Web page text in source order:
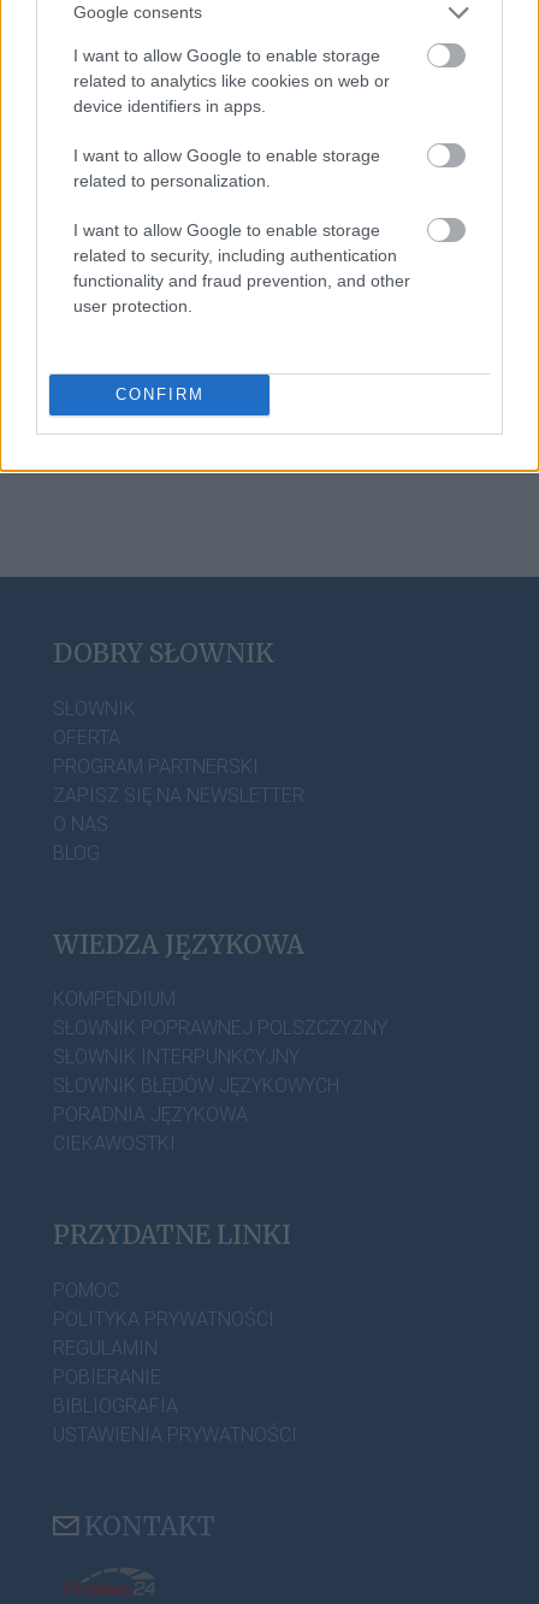
Google consents
I want to allow Google to enable storage
related to analytics like cookies on web or
device identifiers in apps.
I want to allow Google to enable storage
related to personalization.
I want to allow Google to enable storage
related to security, including authentication
functionality and fraud prevention, and other
user protection.
CONFIRM
polisemia
podawać w wątpliwość
babysitter
noż
DOBRY SŁOWNIK
SŁOWNIK
OFERTA
PROGRAM PARTNERSKI
ZAPISZ SIĘ NA NEWSLETTER
O NAS
BLOG
WIEDZA JĘZYKOWA
KOMPENDIUM
SŁOWNIK POPRAWNEJ POLSZCZYZNY
SŁOWNIK INTERPUNKCYJNY
SŁOWNIK BŁĘDÓW JĘZYKOWYCH
PORADNIA JĘZYKOWA
CIEKAWOSTKI
PRZYDATNE LINKI
POMOC
POLITYKA PRYWATNOŚCI
REGULAMIN
POBIERANIE
BIBLIOGRAFIA
USTAWIENIA PRYWATNOŚCI
KONTAKT